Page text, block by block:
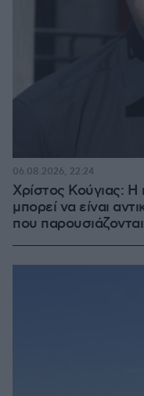
Χρίστος Κούγιας:
μπορεί να είναι
που
06.08.2026, 22:24